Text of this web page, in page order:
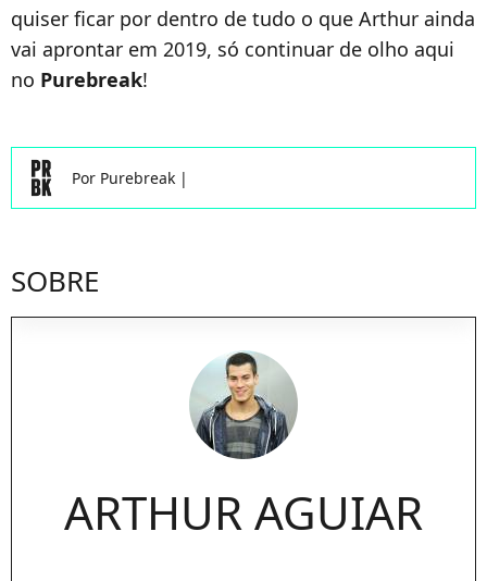
quiser ficar por dentro de tudo o que Arthur ainda
vai aprontar em 2019, só continuar de olho aqui
no Purebreak!
Por Purebreak |
SOBRE
ARTHUR AGUIAR